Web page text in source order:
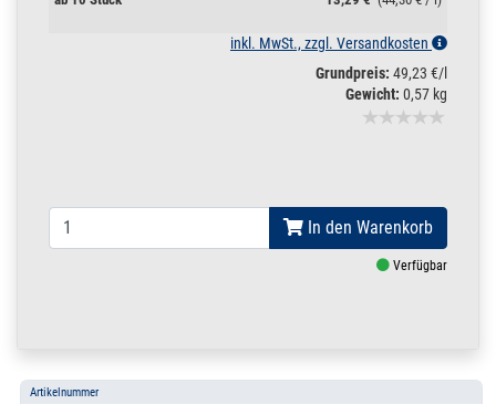
inkl. MwSt., zzgl. Versandkosten
Grundpreis: 49,23 €/l
Gewicht: 0,57 kg
In den Warenkorb
Verfügbar
Artikelnummer